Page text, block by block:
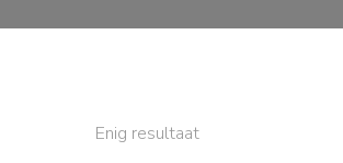
Enig resultaat